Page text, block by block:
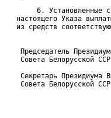
6. Установленные
настоящего Указа
из средств
Председатель
Совета
Секретарь Президиума
Совета